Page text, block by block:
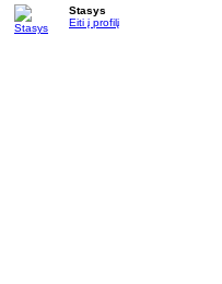
Stasys
Eiti į profilį